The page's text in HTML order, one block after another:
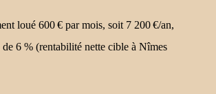
loué 600 € par mois, soit 7 200 €/an,
6 % (rentabilité nette cible à Nîmes